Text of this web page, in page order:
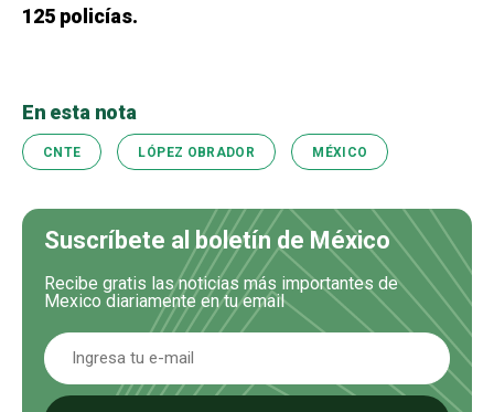
125 policías.
En esta nota
CNTE LÓPEZ OBRADOR MÉXICO
Suscríbete al boletín de México
Recibe gratis las noticias más importantes de
Mexico diariamente en tu email